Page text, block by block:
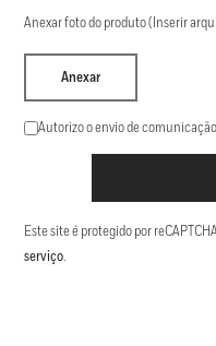
Anexar foto do produto (Inserir
Anexar
Autorizo o envio de
Este site é protegido por
serviço.